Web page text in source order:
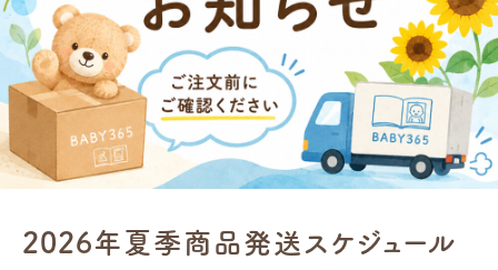
2026年夏季商品発送スケジュール